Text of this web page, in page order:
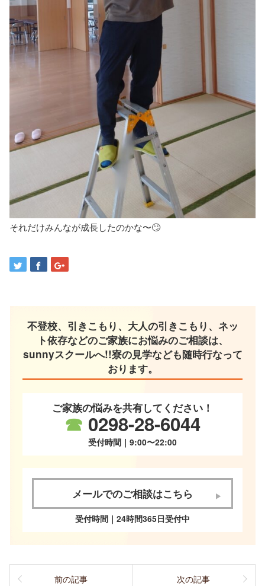
それだけみんなが成長したのかな〜🙄
不登校、引きこもり、大人の引きこもり、ネッ
ト依存などのご家族にお悩みのご相談は、
sunnyスクールへ!!寮の見学なども随時行なって
おります。
ご家族の悩みを共有してください！
☎ 0298-28-6044
受付時間｜9:00〜22:00
メールでのご相談はこちら
受付時間｜24時間365日受付中
前の記事 次の記事